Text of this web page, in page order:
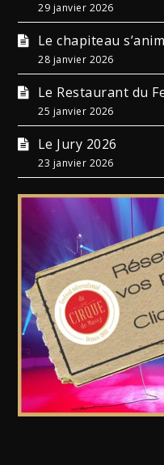
29 janvier 2026
Le chapiteau
28 janvier 2026
Le Restaurant du
25 janvier 2026
Le Jury 2026
23 janvier 2026